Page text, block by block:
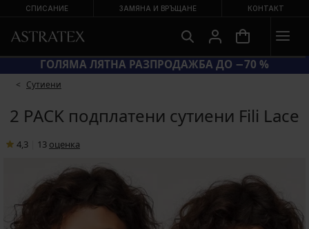
СПИСАНИЕ ЗАМЯНА И ВРЪЩАНЕ КОНТАКТ
КОД BRA20 = СУТИЕНИ −20 %
Сутиени
2 PACK подплатени сутиени Fili Lace
4,3 13 oценка